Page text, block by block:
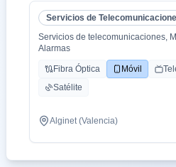
Servicios de
Servicios de telecomunicaciones,
Alarmas
Fibra Óptica Móvil
Satélite
Alginet (Valencia)